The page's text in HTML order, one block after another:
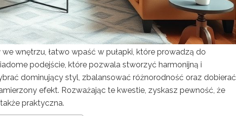
wnętrzu, łatwo wpaść w pułapki, które prowadzą do
podejście, które pozwala stworzyć harmonijną i
dominujący styl, zbalansować różnorodność oraz dobierać
efekt. Rozważając te kwestie, zyskasz pewność, że
praktyczna.